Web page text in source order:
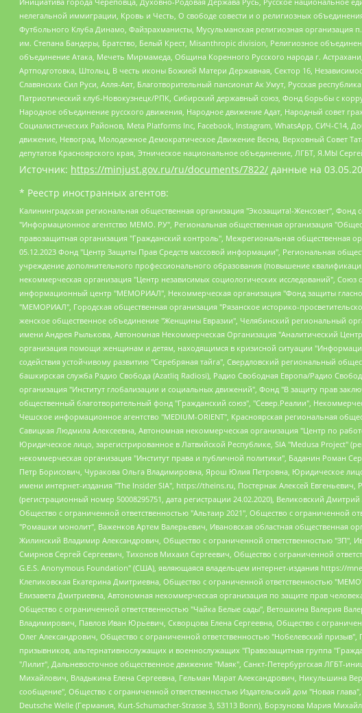
нелегальной иммиграции, Кровь и Честь, О свободе совести и о религиозных
Футбольного Клуба Динамо, Файзрахманисты, Мусульманская религиозная
им. Степана Бандеры, Братство, Белый Крест, Misanthropic division, Религиозное
объединение Атака, Мечеть Мирмамеда, Община Коренного Русского народа г.
Артподготовка, Штольц, В честь иконы Божией Матери Державная, Сектор 16,
Славянских Сил Руси, Алля-Аят, Благотворительный пансионат Ак Умут, Русская
Патриотический клуб-Новокузнецк/РПК, Сибирский державный союз, Фонд борьбы с
Народное объединение русского движения, Народное движение Адат, Народный совет
Социалистических Районов, Meta Platforms Inc, Facebook, Instagram, WhatsApp, СИЧ-С14,
движение, Невоград, Молодежное Демократическое Движение Весна, Верховный Совет
депутатов Красноярского края, Этническое национальное объединение, ЛГБТ, Я.МЫ
Источник: https://minjust.gov.ru/ru/documents/7822/ данные на
* Реестр иностранных агентов:
Калининградская региональная общественная организация "Экозащита!-Женсовет", Фонд содействия защите прав и свобод граждан "Общественный вердикт", Фонд "Институт Развития Свободы Информации", Частное учреждение "Информационное агентство МЕМО. РУ", Региональная общественная организация "Общественная комиссия по сохранению наследия академика Сахарова", Фонд поддержки свободы прессы, Санкт-Петербургская общественная правозащитная организация "Гражданский контроль", Межрегиональная общественная организация "Информационно-просветительский центр "Мемориал", Региональный Фонд "Центр Защиты Прав Средств Массовой Информации", с 05.12.2023 Фонд "Центр Защиты Прав Средств массовой информации", Региональная общественная благотворительная организация помощи беженцам и мигрантам "Гражданское содействие", Негосударственное образовательное учреждение дополнительного профессионального образования (повышение квалификации) специалистов "АКАДЕМИЯ ПО ПРАВАМ ЧЕЛОВЕКА", Свердловская региональная общественная организация "Сутяжник", Автономная некоммерческая организация "Центр независимых социологических исследований", Союз общественных объединений "Российский исследовательский центр по правам человека", Региональное общественное учреждение научно-информационный центр "МЕМОРИАЛ", Некоммерческая организация "Фонд защиты гласности", Автономная некоммерческая организация "Институт прав человека", Городская общественная организация "Екатеринбургское общество "МЕМОРИАЛ", Городская общественная организация "Рязанское историко-просветительское и правозащитное общество "Мемориал" (Рязанский Мемориал), Челябинский региональный орган общественной самодеятельности – женское общественное объединение "Женщины Евразии", Челябинский региональный орган общественной самодеятельности "Уральская правозащитная группа", Фонд содействия защите здоровья и социальной справедливости имени Андрея Рылькова, Автономная Некоммерческая Организация "Аналитический Центр Юрия Левады", Автономная некоммерческая организация социальной поддержки населения "Проект Апрель", Региональная общественная организация помощи женщинам и детям, находящимся в кризисной ситуации "Информационно-методический центр "Анна", Фонд содействия развитию массовых коммуникаций и правовому просвещению "Так-так-Так", Фонд содействия устойчивому развитию "Серебряная тайга", Свердловский региональный общественный фонд социальных проектов "Новое время", "Idel.Реалии", Кавказ.Реалии, Крым.Реалии, Телеканал Настоящее Время, Татаро-башкирская служба Радио Свобода (Azatliq Radiosi), Радио Свободная Европа/Радио Свобода (PCE/PC), "Сибирь.Реалии", "Фактограф", Благотворительный фонд помощи осужденным и их семьям, Автономная некоммерческая организация "Институт глобализации и социальных движений", Фонд "В защиту прав заключенных", Частное учреждение "Центр поддержки и содействия развитию средств массовой информации", Пензенский региональный общественный благотворительный фонд "Гражданский союз", "Север.Реалии", Некоммерческая организация Фонд "Правовая инициатива", Общество с ограниченной ответственностью "Радио Свободная Европа/Радио Свобода", Чешское информационное агентство "MEDIUM-ORIENT", Красноярская региональная общественная организация "Мы против СПИДа", Камалягин Денис Николаевич, Маркелов Сергей Евгеньевич, Пономарев Лев Александрович, Савицкая Людмила Алексеевна, Автономная некоммерческая организация "Центр по работе с проблемой насилия "НАСИЛИЮ.НЕТ", Межрегиональный профессиональный союз работников здравоохранения "Альянс врачей", Юридическое лицо, зарегистрированное в Латвийской Республике, SIA "Medusa Project" (регистрационный номер 40103797863, дата регистрации 10.06.2014), Некоммерческая организация "Фонд по борьбе с коррупцией", Автономная некоммерческая организация "Институт права и публичной политики", Баданин Роман Сергеевич, Гликин Максим Александрович,